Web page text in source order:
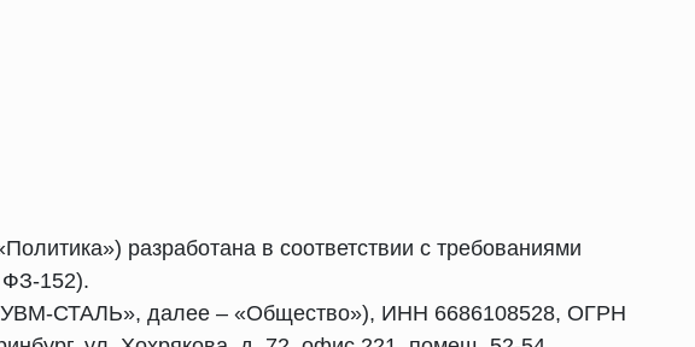
разработана в соответствии с требованиями
152).
СТАЛЬ», далее – «Общество»), ИНН 6686108528, ОГРН